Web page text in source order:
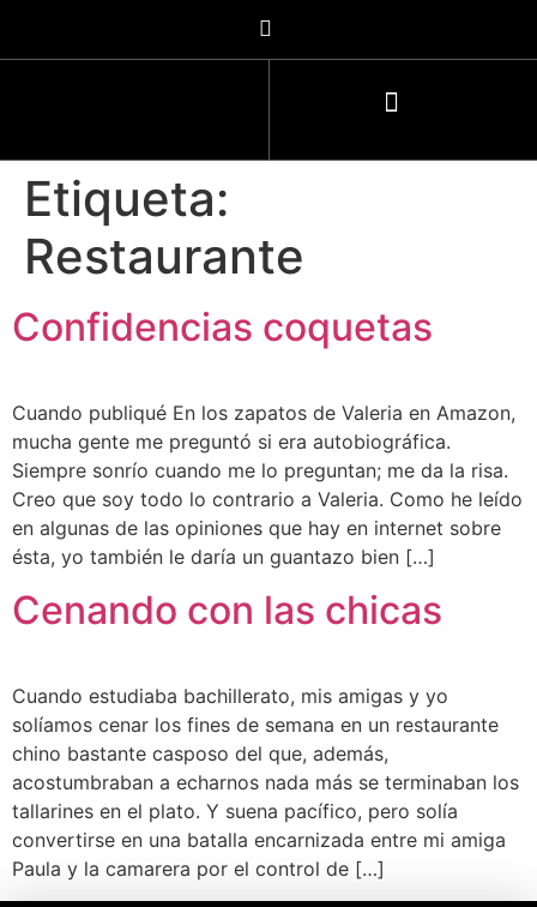
Etiqueta:
Restaurante
Confidencias coquetas
Cuando publiqué En los zapatos de Valeria en Amazon,
mucha gente me preguntó si era autobiográfica.
Siempre sonrío cuando me lo preguntan; me da la risa.
Creo que soy todo lo contrario a Valeria. Como he leído
en algunas de las opiniones que hay en internet sobre
ésta, yo también le daría un guantazo bien […]
Cenando con las chicas
Cuando estudiaba bachillerato, mis amigas y yo
solíamos cenar los fines de semana en un restaurante
chino bastante casposo del que, además,
acostumbraban a echarnos nada más se terminaban los
tallarines en el plato. Y suena pacífico, pero solía
convertirse en una batalla encarnizada entre mi amiga
Paula y la camarera por el control de […]